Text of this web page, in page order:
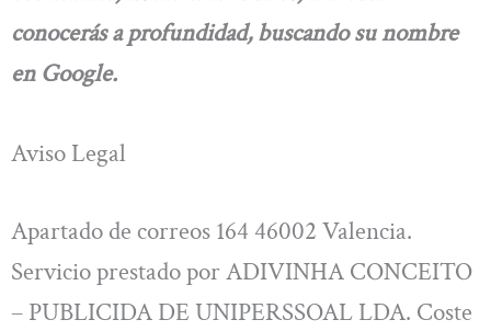
conocerás a profundidad, buscando su nombre
en Google.
Aviso Legal
Apartado de correos 164 46002 Valencia.
Servicio prestado por ADIVINHA CONCEITO
– PUBLICIDA DE UNIPERSSOAL LDA. Coste